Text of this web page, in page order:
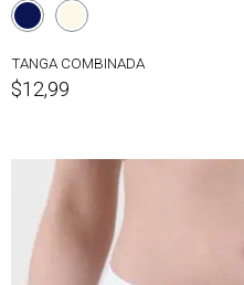
TANGA COMBINADA
$12,99